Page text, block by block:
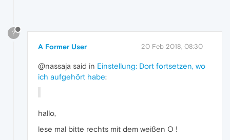
?
A Former User 20 Feb 2018, 08:30
@nassaja said in Einstellung: Dort fortsetzen, wo
ich aufgehört habe:
hallo,
lese mal bitte rechts mit dem weißen O !